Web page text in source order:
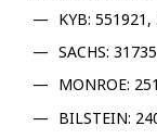
KYB:
SACHS:
MONROE:
BILSTEIN: